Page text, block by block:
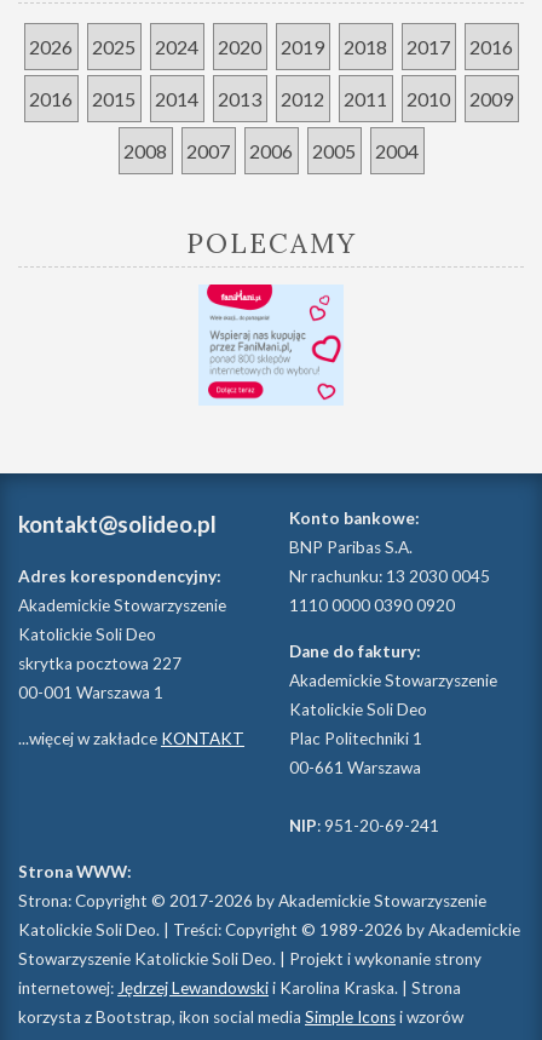
2026 2025 2024 2020 2019 2018 2017 2016
2016 2015 2014 2013 2012 2011 2010 2009
2008 2007 2006 2005 2004
POLECAMY
kontakt@solideo.pl
Adres korespondencyjny:
Akademickie Stowarzyszenie
Katolickie Soli Deo
skrytka pocztowa 227
00-001 Warszawa 1
...więcej w zakładce KONTAKT
Konto bankowe:
BNP Paribas S.A.
Nr rachunku: 13 2030 0045
1110 0000 0390 0920
Dane do faktury:
Akademickie Stowarzyszenie
Katolickie Soli Deo
Plac Politechniki 1
00-661 Warszawa
NIP: 951-20-69-241
Strona WWW:
Strona: Copyright © 2017-2026 by Akademickie Stowarzyszenie
Katolickie Soli Deo. | Treści: Copyright © 1989-2026 by Akademickie
Stowarzyszenie Katolickie Soli Deo. | Projekt i wykonanie strony
internetowej: Jędrzej Lewandowskii Karolina Kraska. | Strona
korzysta z Bootstrap, ikon social media Simple Iconsi wzorów